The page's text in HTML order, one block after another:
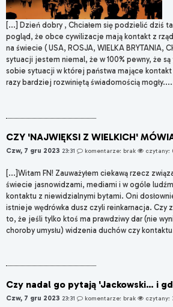
[...] Dzień dobry , Chciałem się podzielić dziś
pogląd, że obce cywilizacje mają kontakt z
na świecie ( USA, ROSJA, WIELKA BRYTANIA,
sytuacji jestem niemal, że w 100% pewny, że
sobie sytuacji w której państwa mające
razy bardziej rozwiniętą świadomością
CZY 'NAJWIĘKSI Z WIELKICH'
Czw, 7 gru 2023 23:31 komentarze: brak czytany:
[...]Witam FN! Zauważyłem ciekawą rzecz
świecie jasnowidzami, mediami i w ogóle
kontaktu z niewidzialnymi bytami. Oni
istnieje wędrówka dusz czyli reinkarnacja. Czy
to, że jeśli tylko ktoś ma prawdziwy dar (nie
choroby umysłu) widzenia duchów czy
Czy nadal go pytają 'Jackowski… i
Czw, 7 gru 2023 23:31 komentarze: brak czytany: